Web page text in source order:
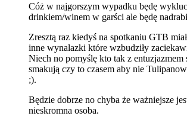
Cóż w najgorszym wypadku będę
drinkiem/winem w garści ale będę
Zresztą raz kiedyś na spotkaniu GTB
inne wynalazki które wzbudziły
Niech no pomyślę kto tak z entuzjazmem
smakują czy to czasem aby nie
;).
Będzie dobrze no chyba że ważniejsze
nieskromna osoba.